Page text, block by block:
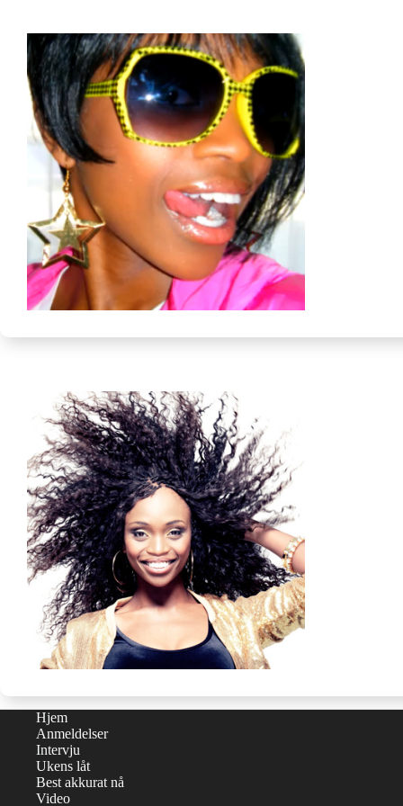
Hjem
Anmeldelser
Intervju
Ukens låt
Best akkurat nå
Video